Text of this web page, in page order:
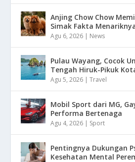
Anjing Chow Chow
Simak Fakta
Agu 6, 2026 | News
Pulau Wayang, Cocok
Tengah Hiruk-Pikuk
Agu 5, 2026 |Travel
Mobil Sport dari MG,
Performa Bertenaga
Agu 4, 2026 | Sport
Pentingnya Dukungan
Kesehatan Mental